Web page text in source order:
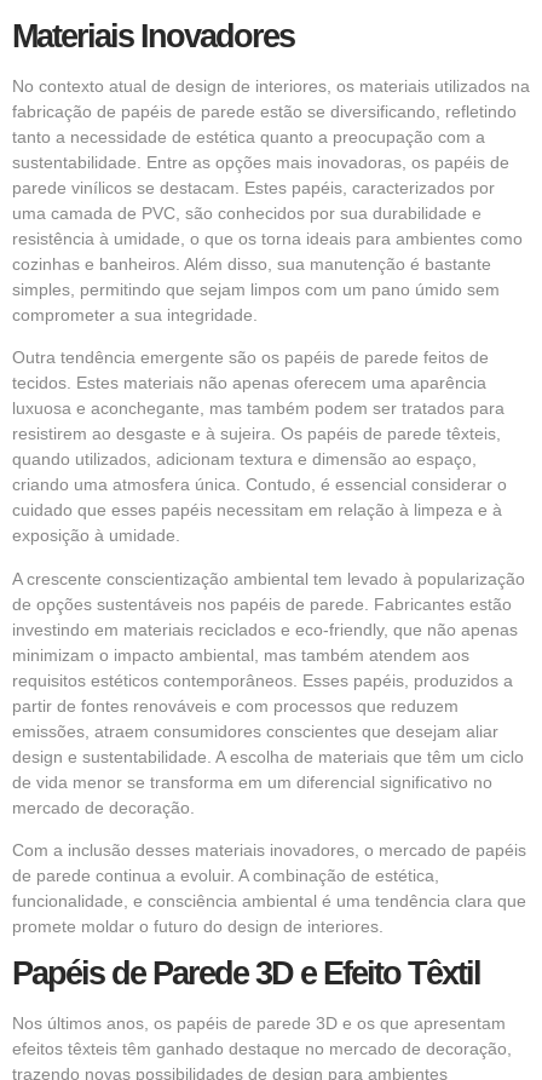
Materiais Inovadores
No contexto atual de design de interiores, os materiais utilizados na
fabricação de papéis de parede estão se diversificando, refletindo
tanto a necessidade de estética quanto a preocupação com a
sustentabilidade. Entre as opções mais inovadoras, os papéis de
parede vinílicos se destacam. Estes papéis, caracterizados por
uma camada de PVC, são conhecidos por sua durabilidade e
resistência à umidade, o que os torna ideais para ambientes como
cozinhas e banheiros. Além disso, sua manutenção é bastante
simples, permitindo que sejam limpos com um pano úmido sem
comprometer a sua integridade.
Outra tendência emergente são os papéis de parede feitos de
tecidos. Estes materiais não apenas oferecem uma aparência
luxuosa e aconchegante, mas também podem ser tratados para
resistirem ao desgaste e à sujeira. Os papéis de parede têxteis,
quando utilizados, adicionam textura e dimensão ao espaço,
criando uma atmosfera única. Contudo, é essencial considerar o
cuidado que esses papéis necessitam em relação à limpeza e à
exposição à umidade.
A crescente conscientização ambiental tem levado à popularização
de opções sustentáveis nos papéis de parede. Fabricantes estão
investindo em materiais reciclados e eco-friendly, que não apenas
minimizam o impacto ambiental, mas também atendem aos
requisitos estéticos contemporâneos. Esses papéis, produzidos a
partir de fontes renováveis e com processos que reduzem
emissões, atraem consumidores conscientes que desejam aliar
design e sustentabilidade. A escolha de materiais que têm um ciclo
de vida menor se transforma em um diferencial significativo no
mercado de decoração.
Com a inclusão desses materiais inovadores, o mercado de papéis
de parede continua a evoluir. A combinação de estética,
funcionalidade, e consciência ambiental é uma tendência clara que
promete moldar o futuro do design de interiores.
Papéis de Parede 3D e Efeito Têxtil
Nos últimos anos, os papéis de parede 3D e os que apresentam
efeitos têxteis têm ganhado destaque no mercado de decoração,
trazendo novas possibilidades de design para ambientes